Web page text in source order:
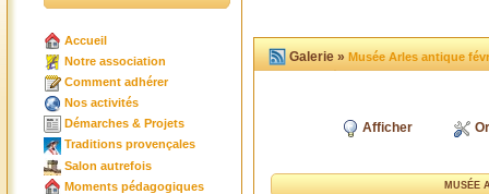
Accueil
Notre association
Comment adhérer
Nos activités
Démarches & Projets
Traditions provençales
Salon autrefois
Moments pédagogiques
Galerie »Musée Arles antique
Afficher
MUSÉE